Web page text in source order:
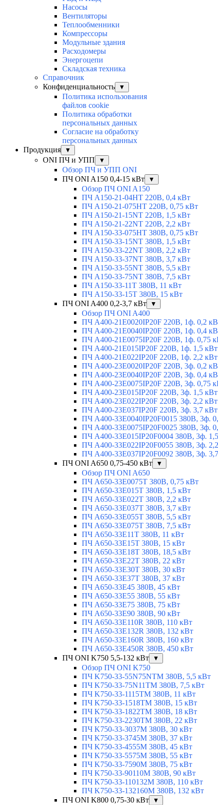
Насосы
Вентиляторы
Теплообменники
Компрессоры
Модульные здания
Расходомеры
Энергоцепи
Складская техника
Справочник
Конфиденциальность
▼
Политика использования
файлов cookie
Политика обработки
персональных данных
Согласие на обработку
персональных данных
Продукция
▼
ONI ПЧ и УПП ▼
Обзор ПЧ и УПП ONI
ПЧ ONI A150 0,4-15 кВт
▼
Обзор ПЧ ONI A150
ПЧ A150-21-04HT 220В, 0,4 кВт
ПЧ A150-21-075HT 220В, 0,75 кВт
ПЧ A150-21-15NT 220В, 1,5 кВт
ПЧ A150-21-22NT 220В, 2,2 кВт
ПЧ A150-33-075HT 380В, 0,75 кВт
ПЧ A150-33-15NT 380В, 1,5 кВт
ПЧ A150-33-22NT 380В, 2,2 кВт
ПЧ A150-33-37NT 380В, 3,7 кВт
ПЧ A150-33-55NT 380В, 5,5 кВт
ПЧ A150-33-75NT 380В, 7,5 кВт
ПЧ A150-33-11T 380В, 11 кВт
ПЧ A150-33-15T 380В, 15 кВт
ПЧ ONI A400 0,2-3,7 кВт
▼
Обзор ПЧ ONI A400
ПЧ A400-21E0020IP20F 220В, 1ф. 0,2
ПЧ A400-21E0040IP20F 220В, 1ф. 0,4
ПЧ A400-21E0075IP20F 220В, 1ф. 0,75
ПЧ A400-21E015IP20F 220В, 1ф. 1,5 кВт
ПЧ A400-21E022IP20F 220В, 1ф. 2,2 кВт
ПЧ A400-23E0020IP20F 220В, 3ф. 0,2
ПЧ A400-23E0040IP20F 220В, 3ф. 0,4
ПЧ A400-23E0075IP20F 220В, 3ф. 0,75
ПЧ A400-23E015IP20F 220В, 3ф. 1,5 кВт
ПЧ A400-23E022IP20F 220В, 3ф. 2,2 кВт
ПЧ A400-23E037IP20F 220В, 3ф. 3,7 кВт
ПЧ A400-33E0040IP20F0015 380В, 3ф.
ПЧ A400-33E0075IP20F0025 380В, 3ф.
ПЧ A400-33E015IP20F0004 380В, 3ф.
ПЧ A400-33E022IP20F0055 380В, 3ф.
ПЧ A400-33E037IP20F0092 380В, 3ф.
ПЧ ONI A650 0,75-450 кВт
▼
Обзор ПЧ ONI A650
ПЧ A650-33E0075T 380В, 0,75 кВт
ПЧ A650-33E015T 380В, 1,5 кВт
ПЧ A650-33E022T 380В, 2,2 кВт
ПЧ A650-33E037T 380В, 3,7 кВт
ПЧ A650-33E055T 380В, 5,5 кВт
ПЧ A650-33E075T 380В, 7,5 кВт
ПЧ A650-33E11T 380В, 11 кВт
ПЧ A650-33E15T 380В, 15 кВт
ПЧ A650-33E18T 380В, 18,5 кВт
ПЧ A650-33E22T 380В, 22 кВт
ПЧ A650-33E30T 380В, 30 кВт
ПЧ A650-33E37T 380В, 37 кВт
ПЧ A650-33E45 380В, 45 кВт
ПЧ A650-33E55 380В, 55 кВт
ПЧ A650-33E75 380В, 75 кВт
ПЧ A650-33E90 380В, 90 кВт
ПЧ A650-33E110R 380В, 110 кВт
ПЧ A650-33E132R 380В, 132 кВт
ПЧ A650-33E160R 380В, 160 кВт
ПЧ A650-33E450R 380В, 450 кВт
ПЧ ONI K750 5,5-132 кВт
▼
Обзор ПЧ ONI K750
ПЧ K750-33-55N75NTM 380В, 5,5 кВт
ПЧ K750-33-75N11TM 380В, 7,5 кВт
ПЧ K750-33-1115TM 380В, 11 кВт
ПЧ K750-33-1518TM 380В, 15 кВт
ПЧ K750-33-1822TM 380В, 18 кВт
ПЧ K750-33-2230TM 380В, 22 кВт
ПЧ K750-33-3037M 380В, 30 кВт
ПЧ K750-33-3745M 380В, 37 кВт
ПЧ K750-33-4555M 380В, 45 кВт
ПЧ K750-33-5575M 380В, 55 кВт
ПЧ K750-33-7590M 380В, 75 кВт
ПЧ K750-33-90110M 380В, 90 кВт
ПЧ K750-33-110132M 380В, 110 кВт
ПЧ K750-33-132160M 380В, 132 кВт
ПЧ ONI K800 0,75-30 кВт
▼